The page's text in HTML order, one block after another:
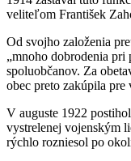
veliteľom František
Od svojho založenia
„mnoho dobrodenia pri
spoluobčanov. Za
obec preto zakúpila
V auguste 1922
vystrelenej vojenským
rýchlo rozniesol po